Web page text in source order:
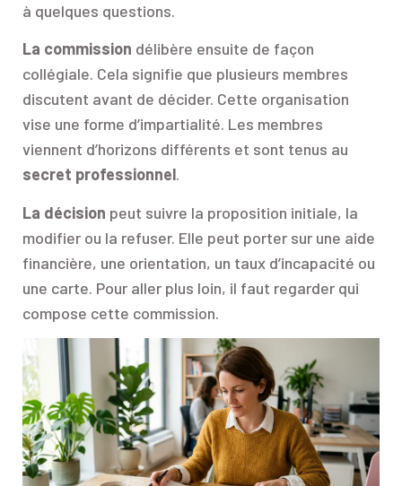
à quelques questions.
La commission délibère ensuite de façon
collégiale. Cela signifie que plusieurs membres
discutent avant de décider. Cette organisation
vise une forme d’impartialité. Les membres
viennent d’horizons différents et sont tenus au
secret professionnel.
La décision peut suivre la proposition initiale, la
modifier ou la refuser. Elle peut porter sur une aide
financière, une orientation, un taux d’incapacité ou
une carte. Pour aller plus loin, il faut regarder qui
compose cette commission.